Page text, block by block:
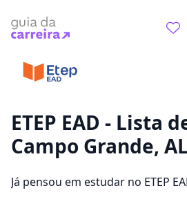
Vamos te guiar no caminho ideal
Sim, já sei
ETEP EAD - Lista
Campo Grande, AL
Já pensou em estudar no ETEP